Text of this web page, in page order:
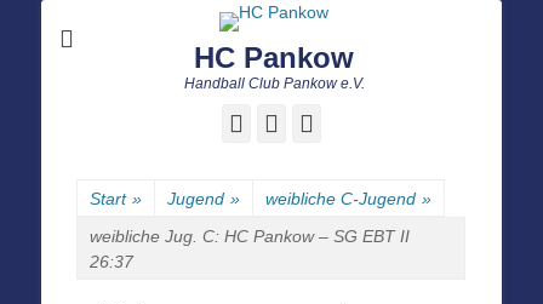
HC Pankow
Handball Club Pankow e.V.
Facebook
Start » Jugend » weibliche C-Jugend »
weibliche Jug. C: HC Pankow – SG EBT II
26:37